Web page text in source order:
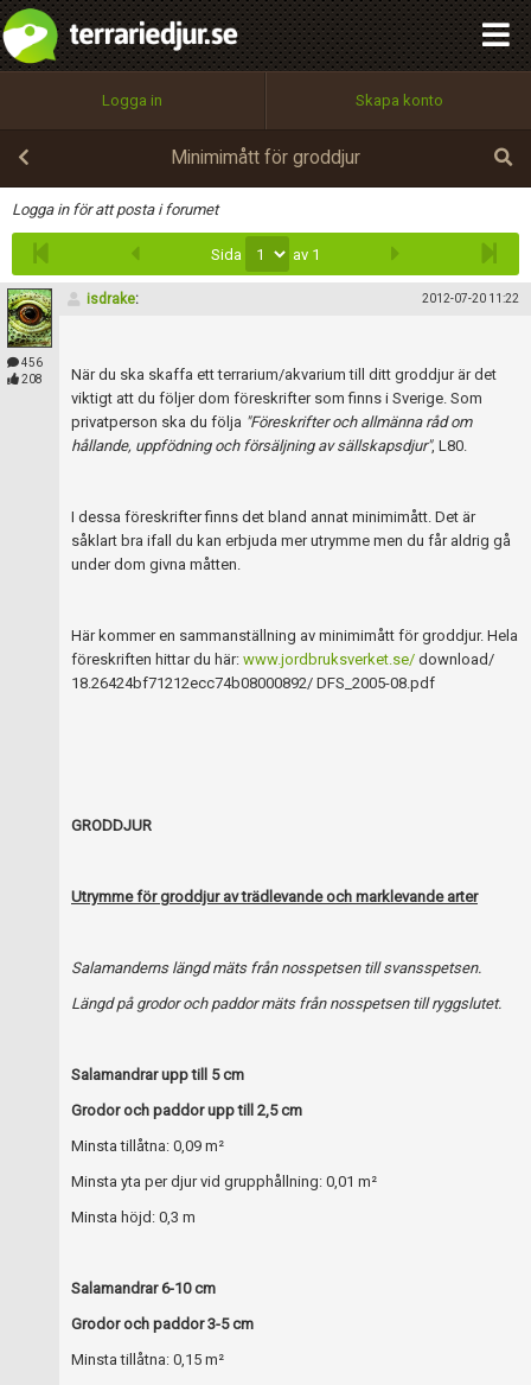
Logga in Skapa konto
Minimimått för groddjur
Logga in för att posta i forumet
Sida av 1
456
208
isdrake: 2012-07-20 11:22
När du ska skaffa ett terrarium/akvarium till ditt groddjur är det
viktigt att du följer dom föreskrifter som finns i Sverige. Som
privatperson ska du följa "Föreskrifter och allmänna råd om
hållande, uppfödning och försäljning av sällskapsdjur", L80.
I dessa föreskrifter finns det bland annat minimimått. Det är
såklart bra ifall du kan erbjuda mer utrymme men du får aldrig gå
under dom givna måtten.
Här kommer en sammanställning av minimimått för groddjur. Hela
föreskriften hittar du här: www.jordbruksverket.se/ download/
18.26424bf71212ecc74b08000892/ DFS_2005-08.pdf
GRODDJUR
Utrymme för groddjur av trädlevande och marklevande arter
Salamanderns längd mäts från nosspetsen till svansspetsen.
Längd på grodor och paddor mäts från nosspetsen till ryggslutet.
Salamandrar upp till 5 cm
Grodor och paddor upp till 2,5 cm
Minsta tillåtna: 0,09 m²
Minsta yta per djur vid grupphållning: 0,01 m²
Minsta höjd: 0,3 m
Salamandrar 6-10 cm
Grodor och paddor 3-5 cm
Minsta tillåtna: 0,15 m²
Infoga
Utför
100%
OK
integritetspolicy
Namn:
Epost:
Användarnamn:
Lösenord:
Privacy Policy
Skapa konto
Begär nytt lösenord
Tillbaka till förstasidan